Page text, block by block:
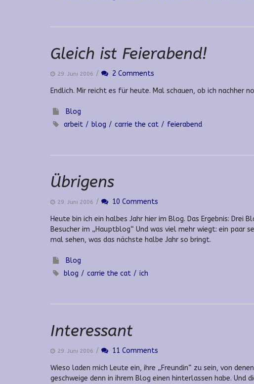
Gleich ist Feierabend!
29. Juni 2006 / 2 Comments
Endlich. Mir reicht es für heute. Mal schauen, ob ich nachher
Blog
arbeit
blog carrie the cat
feierabend
Übrigens
29. Juni 2006 / 10 Comments
Heute bin ich ein halbes Jahr hier im Blog. Das Ergebnis:
Besucher im „Hauptblog“ Und was viel mehr wiegt: ein paar
mal sehen, was das nächste halbe Jahr so bringt.
Blog
blog
carrie the cat
ich
Interessant
29. Juni 2006 / 11 Comments
Wieso laden mich Leute ein, ihre „Freundin“ zu sein, von
geschweige denn in ihrem Blog einen hinterlassen habe. Und